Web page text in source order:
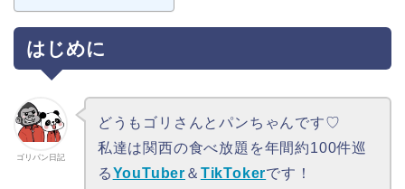
はじめに
ゴリパン日記
どうもゴリさんとパンちゃんです♡
私達は関西の食べ放題を年間約100件巡
るYouTuber ＆ TikTokerです！